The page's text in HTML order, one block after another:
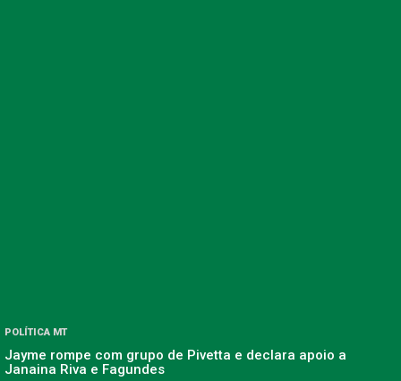
POLÍTICA MT
Jayme rompe com grupo de Pivetta e declara apoio a
Janaina Riva e Fagundes